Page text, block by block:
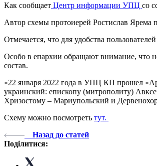
Как сообщает Центр информации УПЦ со
Автор схемы протоиерей Ростислав Ярема
Отмечается, что для удобства
Особо в епархии обращают внимание, что
состав.
«22 января 2022 года в УПЦ КП прошел
украинский: епископу (митрополиту)
Хризостому – Мариупольский и
Схему можно посмотреть тут.
Назад до статей
Поділитися: